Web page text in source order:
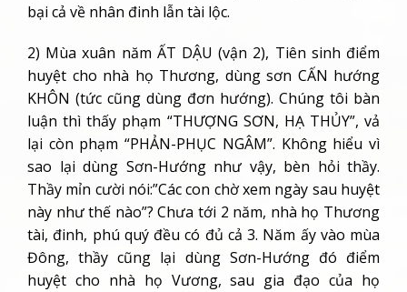
bại cả về nhân đinh lẫn tài lộc.
2) Mùa xuân năm ẤT DẬU (vận 2), Tiên sinh điểm
huyệt cho nhà họ Thương, dùng sơn CẤN hướng
KHÔN (tức cũng dùng đơn hướng). Chúng tôi bàn
luận thì thấy phạm “THƯỢNG SƠN, HẠ THỦY”, vả
lại còn phạm “PHẢN-PHỤC NGÂM”. Không hiểu vì
sao lại dùng Sơn-Hướng như vậy, bèn hỏi thầy.
Thầy mỉn cười nói:”Các con chờ xem ngày sau huyệt
này như thế nào”? Chưa tới 2 năm, nhà họ Thương
tài, đinh, phú quý đều có đủ cả 3. Năm ấy vào mùa
Đông, thầy cũng lại dùng Sơn-Hướng đó điểm
huyệt cho nhà họ Vương, sau gia đạo của họ